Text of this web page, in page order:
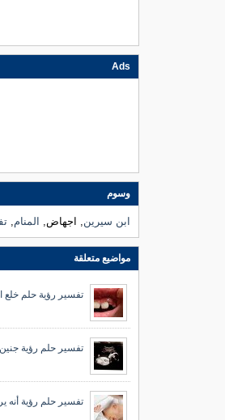
Ads
وسوم
ابن سيرين, اجهاض, المنام,
مواضيع متعلقة
تفسير رؤية حلم
تفسير حلم رؤية
تفسير حلم رؤية أنه